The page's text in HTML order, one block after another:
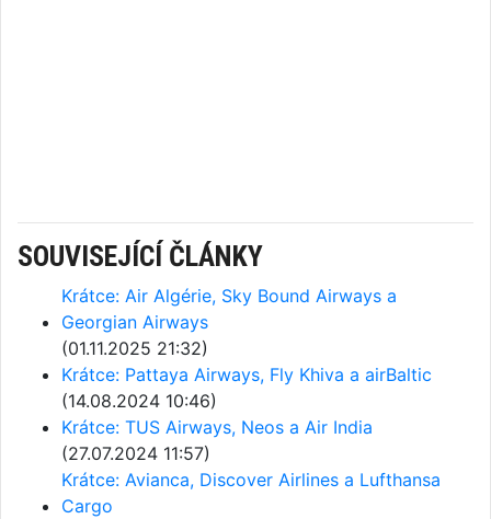
SOUVISEJÍCÍ ČLÁNKY
Krátce: Air Algérie, Sky Bound Airways a
Georgian Airways
(01.11.2025 21:32)
Krátce: Pattaya Airways, Fly Khiva a airBaltic
(14.08.2024 10:46)
Krátce: TUS Airways, Neos a Air India
(27.07.2024 11:57)
Krátce: Avianca, Discover Airlines a Lufthansa
Cargo